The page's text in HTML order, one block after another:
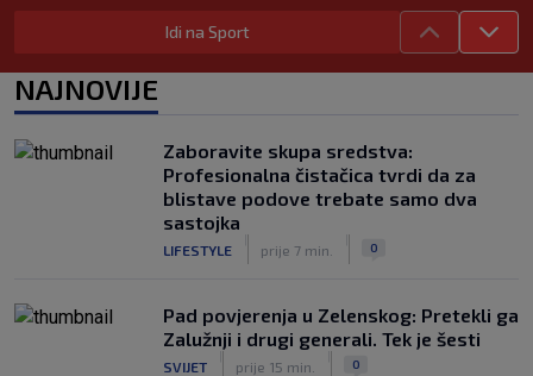
SK
|
prije 6 h
Neočekivani problemi za Dinamo:
Rijeka u Finsku nosi minimalnu
prednost, bivši vratar Dinama spriječio
veću razliku
SK prije 2 h
Idi na Sport
NAJNOVIJE
Zaboravite skupa sredstva:
Profesionalna čistačica tvrdi da za
blistave podove trebate samo dva
sastojka
LIFESTYLE prije 7 min. 0
Pad povjerenja u Zelenskog: Pretekli ga
Zalužnji i drugi generali. Tek je šesti
SVIJET prije 15 min. 0